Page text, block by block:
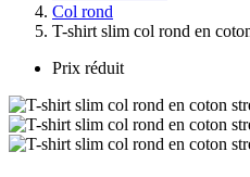
Col rond
T-shirt slim col rond en
Prix réduit